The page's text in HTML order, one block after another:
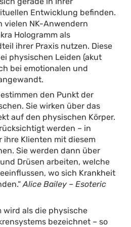
Entwicklung befinden.
vielen NK-Anwendern
Hologramm als
ihrer Praxis nutzen. Diese
physischen Leiden (akut
bei emotionalen und
den Punkt der
Sie wirken über das
auf den physischen Körper.
werden – in
ihre Klienten mit diesem
Sie werden dann über
Drüsen arbeiten, welche
wo sich Krankheit
Alice Bailey – Esoteric
wird als die physische
bezeichnet – so